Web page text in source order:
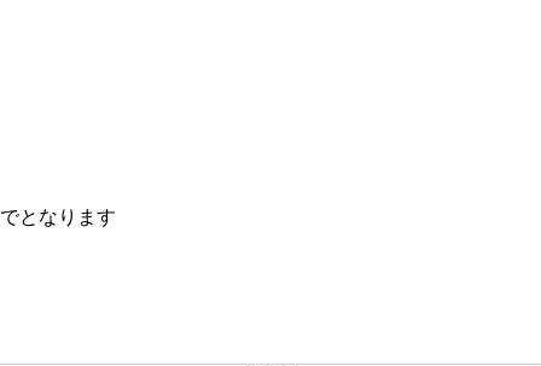
となります